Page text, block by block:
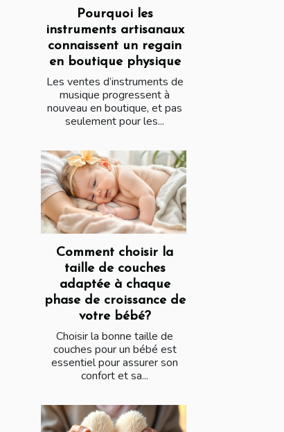
Pourquoi les
instruments artisanaux
connaissent un regain
en boutique physique
Les ventes d’instruments de
musique progressent à
nouveau en boutique, et pas
seulement pour les...
Comment choisir la
taille de couches
adaptée à chaque
phase de croissance de
votre bébé?
Choisir la bonne taille de
couches pour un bébé est
essentiel pour assurer son
confort et sa...